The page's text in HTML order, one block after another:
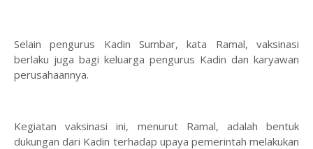
Selain pengurus Kadin Sumbar, kata Ramal, vaksinasi
berlaku juga bagi keluarga pengurus Kadin dan karyawan
perusahaannya.
Kegiatan vaksinasi ini, menurut Ramal, adalah bentuk
dukungan dari Kadin terhadap upaya pemerintah melakukan